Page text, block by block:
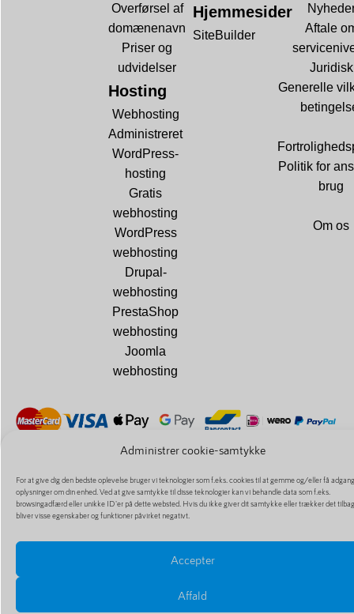
Administrer cookie-samtykke
For at give dig den bedste oplevelse bruger vi teknologier som f.eks. cookies til at gemme og/eller få
oplysninger om din enhed. Ved at give samtykke til disse teknologier kan vi behandle data som f.eks.
browsingadfærd eller unikke ID'er på dette websted. Hvis du ikke giver dit samtykke eller trækker det
bliver visse egenskaber og funktioner påvirket negativt.
Accepter
Affald
Overførsel af
domænenavn
Priser og
udvidelser
Hosting
Webhosting
Administreret
WordPress-
hosting
Gratis
webhosting
WordPress
webhosting
Drupal-
webhosting
PrestaShop
webhosting
Joomla
webhosting
Hjemmesider
SiteBuilder
Aftale
Juridisk
Generelle
Politik for
brug
Om os
© Digi Hosting | Alle rettigheder forbeholdt | BE0749684888